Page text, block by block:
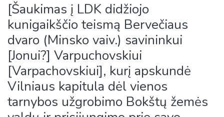
[Šaukimas į LDK didžiojo
kunigaikščio teismą Bervečiaus
dvaro (Minsko vaiv.) savininkui
[Jonui?] Varpuchovskiui
[Varpachovskiui], kurį apskundė
Vilniaus kapitula dėl vienos
tarnybos užgrobimo Bokštų žemės